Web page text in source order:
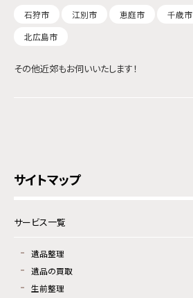
石狩市 江別市 恵庭市 千歳市
北広島市
その他近郊もお伺いいたします！
サイトマップ
サービス一覧
遺品整理
遺品の買取
生前整理